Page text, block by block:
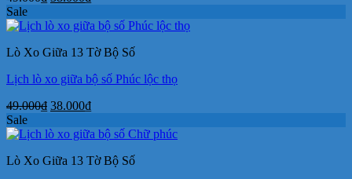
là:
tại
38.000₫.
Sale
Lò Xo Giữa 13 Tờ Bộ Số
Lịch lò xo giữa bộ số Phúc lộc thọ
49.000₫ Giá
là:
38.000₫Giá
tại
38.000₫.
Sale
Lò Xo Giữa 13 Tờ Bộ Số